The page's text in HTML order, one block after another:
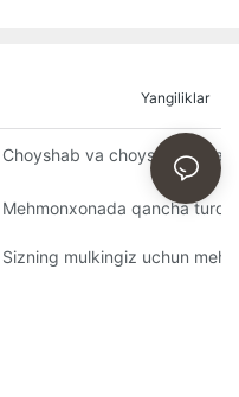
Yangiliklar
ulgurji Onlaynda sotib
Choyshab va choyshab
shunchalik qulay qiladi
Mehmonxonada qancha
varaqlarni qanday topish
Sizning mulkingiz uchun